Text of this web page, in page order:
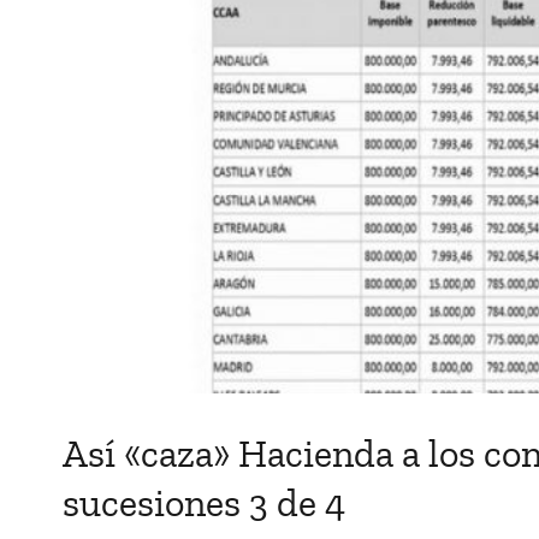
Así «caza» Hacienda a los
sucesiones 3 de 4